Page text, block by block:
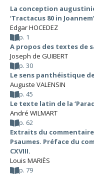
La conception
‘Tractacus 80 in Joannem’
Edgar HOCEDEZ
p. 1
A propos des textes de
Joseph de GUIBERT
p. 30
Le sens panthéistique
Auguste VALENSIN
p. 45
Le texte latin de la
André WILMART
p. 62
Extraits du
Psaumes. Préface du
CXVIII.
Louis MARIÈS
p. 79